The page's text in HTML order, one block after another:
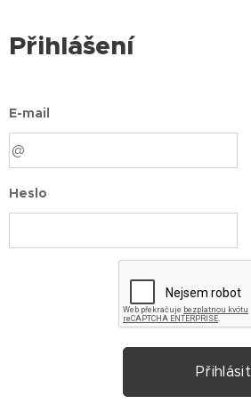
Přihlášení
E-mail
Heslo
Přihlásit